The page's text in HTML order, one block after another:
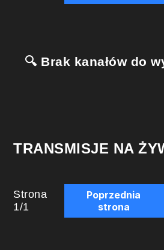
🔍 Brak kanałów do
TRANSMISJE NA
Strona
1/1
Poprzednia
strona